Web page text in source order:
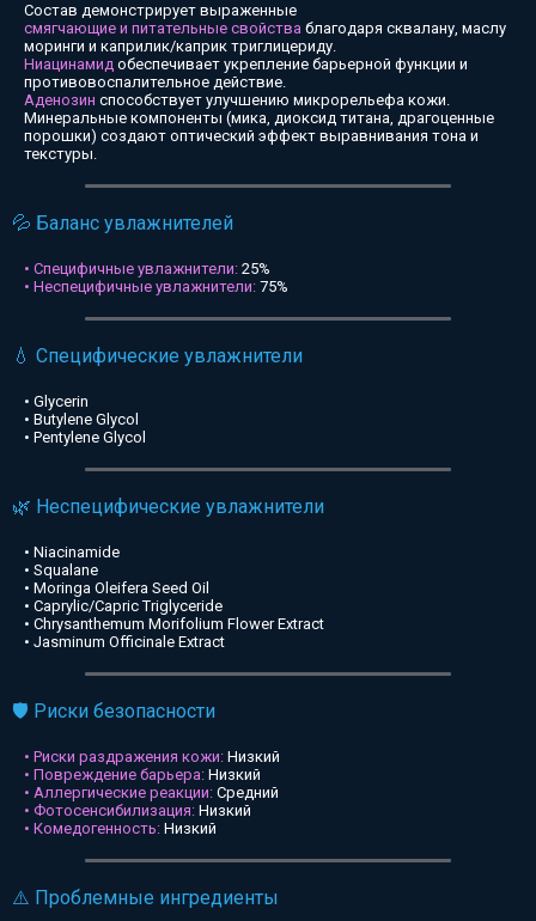
Состав демонстрирует выраженные
смягчающие и питательные свойства благодаря сквалану, маслу
моринги и каприлик/каприк триглицериду.
Ниацинамид обеспечивает укрепление барьерной функции и
противовоспалительное действие.
Аденозин способствует улучшению микрорельефа кожи.
Минеральные компоненты (мика, диоксид титана, драгоценные
порошки) создают оптический эффект выравнивания тона и
текстуры.
💦 Баланс увлажнителей
• Специфичные увлажнители: 25%
• Неспецифичные увлажнители: 75%
💧 Специфические увлажнители
• Glycerin
• Butylene Glycol
• Pentylene Glycol
🌿 Неспецифические увлажнители
• Niacinamide
• Squalane
• Moringa Oleifera Seed Oil
• Caprylic/Capric Triglyceride
• Chrysanthemum Morifolium Flower Extract
• Jasminum Officinale Extract
🛡️ Риски безопасности
• Риски раздражения кожи: Низкий
• Повреждение барьера: Низкий
• Аллергические реакции: Средний
• Фотосенсибилизация: Низкий
• Комедогенность: Низкий
⚠️ Проблемные ингредиенты